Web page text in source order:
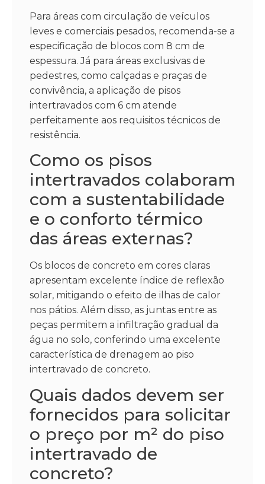
Para áreas com circulação de veículos
leves e comerciais pesados, recomenda-se a
especificação de blocos com 8 cm de
espessura. Já para áreas exclusivas de
pedestres, como calçadas e praças de
convivência, a aplicação de pisos
intertravados com 6 cm atende
perfeitamente aos requisitos técnicos de
resistência.
Como os pisos
intertravados colaboram
com a sustentabilidade
e o conforto térmico
das áreas externas?
Os blocos de concreto em cores claras
apresentam excelente índice de reflexão
solar, mitigando o efeito de ilhas de calor
nos pátios. Além disso, as juntas entre as
peças permitem a infiltração gradual da
água no solo, conferindo uma excelente
característica de drenagem ao piso
intertravado de concreto.
Quais dados devem ser
fornecidos para solicitar
o preço por m² do piso
intertravado de
concreto?